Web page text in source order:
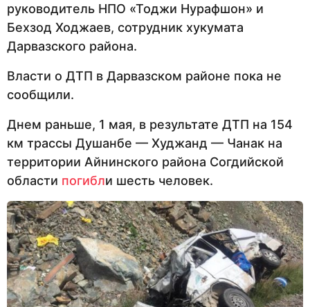
руководитель НПО «Тоджи Нурафшон» и
Бехзод Ходжаев, сотрудник хукумата
Дарвазского района.
Власти о ДТП в Дарвазском районе пока не
сообщили.
Днем раньше, 1 мая, в результате ДТП на 154
км трассы Душанбе — Худжанд — Чанак на
территории Айнинского района Согдийской
области погибли шесть человек.